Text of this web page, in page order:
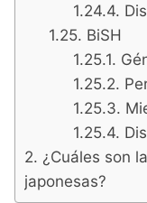
BiSH
¿Cuáles son
japonesas?